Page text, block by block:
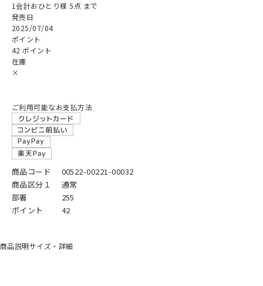
1会計おひとり様 5点 まで
発売日
2025/07/04
ポイント
42 ポイント
在庫
×
ご利用可能なお支払方法
商品コード
00522-00221-00032
商品区分１
通常
部署
255
ポイント
42
商品説明サイズ・詳細